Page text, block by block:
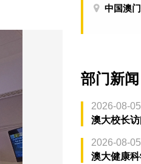
中国澳
部门新闻
2026-08-
澳大校长
2026-08-
澳大健康